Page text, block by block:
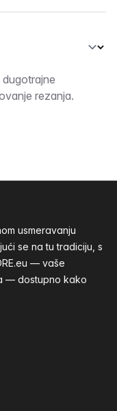
rezanja.
usmeravanju
se na tu tradiciju, s
— vaše
— dostupno kako